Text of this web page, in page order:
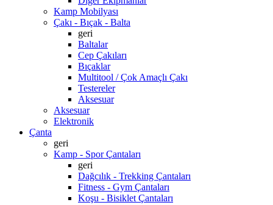
Kamp Mobilyası
Çakı - Bıçak - Balta
geri
Baltalar
Cep Çakıları
Bıçaklar
Multitool / Çok Amaçlı Çakı
Testereler
Aksesuar
Aksesuar
Elektronik
Çanta
geri
Kamp - Spor Çantaları
geri
Dağcılık - Trekking Çantaları
Fitness - Gym Çantaları
Koşu - Bisiklet Çantaları